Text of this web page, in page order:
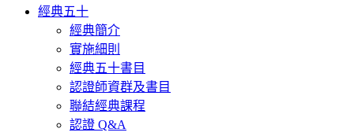
經典五十
經典簡介
實施細則
經典五十書目
認證師資群及書目
聯結經典課程
認證 Q&A